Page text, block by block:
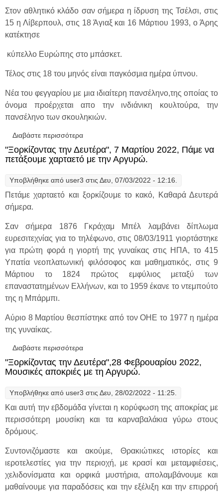
Στον αθλητικό κλάδο σαν σήμερα η ίδρυση της Τσέλσι, στις
15 η Λίβερπουλ, στις 18 Άγιαξ και 16 Μάρτιου 1993, ο Άρης
κατέκτησε
κύπελλο Ευρώπης στο μπάσκετ.
Τέλος στις 18 του μηνός είναι παγκόσμια ημέρα ύπνου.
Νέα του φεγγαρίου με μια ιδιαίτερη πανσέληνο,της οποίας το
όνομα προέρχεται απο την ινδιάνικη κουλτούρα, την
πανσέληνο των σκουληκιών.
Διαβάστε περισσότερα
2022, Διαλογισμός και χαλάρωση με την
Αργυρώ.
"Ξορκίζοντας την Δευτέρα", 7 Μαρτίου 2022, Πάμε να
πετάξουμε χαρταετό με την Αργυρώ.
Υποβλήθηκε από user3 στις Δευ, 07/03/2022 - 12:16.
Πετάμε χαρταετό και ξορκίζουμε το κακό, Καθαρά Δευτερά
σήμερα.
Σαν σήμερα 1876 Γκράχαμ Μπέλ λαμβάνει δίπλωμα
ευρεσιτεχνίας για το τηλέφωνο, στις 08/03/1911 γιορτάστηκε
για πρώτη φορά η γιορτή της γυναίκας στις ΗΠΑ, το 415
Υπατία νεοπλατωνική φιλόσοφος και μαθηματικός, στις 9
Μάρτιου το 1824 πρώτος εμφύλιος μεταξύ των
επαναστατημένων Ελλήνων, και το 1959 έκανε το ντεμπούτο
της η Μπάρμπι.
Αύριο 8 Μαρτίου θεσπίστηκε από τον ΟΗΕ το 1977 η ημέρα
της γυναίκας.
Διαβάστε περισσότερα
2022, Πάμε να πετάξουμε χαρταετό με την
Αργυρώ.
"Ξορκίζοντας την Δευτέρα",28 Φεβρουαρίου 2022,
Μουσικές αποκριές με τη Αργυρώ.
Υποβλήθηκε από user3 στις Δευ, 28/02/2022 - 11:25.
Και αυτή την εβδομάδα γίνεται η κορύφωση της αποκρίας με
περισσότερη μουσίκη και τα καρναβαλάκια γύρω στους
δρόμους.
Συντονιζόμαστε και ακούμε, Θρακιώτικες ιστορίες και
ιεροτελεστίες για την περιοχή, με κρασί και μεταμφιέσεις,
χελιδονίσματα και ορφικά μυστήρια, απολαμβάνουμε και
μαθαίνουμε για παραδόσεις και την εξέλιξη και την επιρροή